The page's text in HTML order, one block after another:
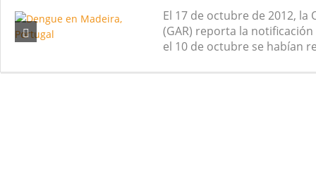
Nuevas noticias sobre las dietas vegetarianas
El 17 de octubre de 2012, la
(GAR) reporta la
el 10 de octubre se habían